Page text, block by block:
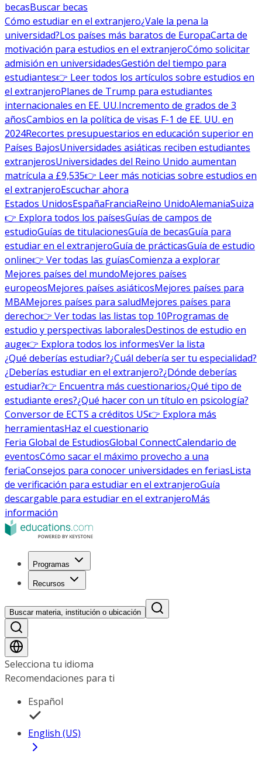
becasBuscar becas
Cómo estudiar en el extranjero¿Vale la pena la
universidad?Los países más baratos de EuropaCarta de
motivación para estudios en el extranjeroCómo solicitar
admisión en universidadesGestión del tiempo para
estudiantes👉 Leer todos los artículos sobre estudios en
el extranjeroPlanes de Trump para estudiantes
internacionales en EE. UU.Incremento de grados de 3
añosCambios en la política de visas F-1 de EE. UU. en
2024Recortes presupuestarios en educación superior en
Países BajosUniversidades asiáticas reciben estudiantes
extranjerosUniversidades del Reino Unido aumentan
matrícula a £9,535👉 Leer más noticias sobre estudios en
el extranjeroEscuchar ahora
Estados UnidosEspañaFranciaReino UnidoAlemaniaSuiza
👉 Explora todos los paísesGuías de campos de
estudioGuías de titulacionesGuía de becasGuía para
estudiar en el extranjeroGuía de prácticasGuía de estudio
online👉 Ver todas las guíasComienza a explorar
Mejores países del mundoMejores países
europeosMejores países asiáticosMejores países para
MBAMejores países para saludMejores países para
derecho👉 Ver todas las listas top 10Programas de
estudio y perspectivas laboralesDestinos de estudio en
auge👉 Explora todos los informesVer la lista
¿Qué deberías estudiar?¿Cuál debería ser tu especialidad?
¿Deberías estudiar en el extranjero?¿Dónde deberías
estudiar?👉 Encuentra más cuestionarios¿Qué tipo de
estudiante eres?¿Qué hacer con un título en psicología?
Conversor de ECTS a créditos US👉 Explora más
herramientasHaz el cuestionario
Feria Global de EstudiosGlobal ConnectCalendario de
eventosCómo sacar el máximo provecho a una
feriaConsejos para conocer universidades en feriasLista
de verificación para estudiar en el extranjeroGuía
descargable para estudiar en el extranjeroMás
información
Programas
Recursos
Buscar materia, institución o ubicación
Selecciona tu idioma
Recomendaciones para ti
Español
English (US)